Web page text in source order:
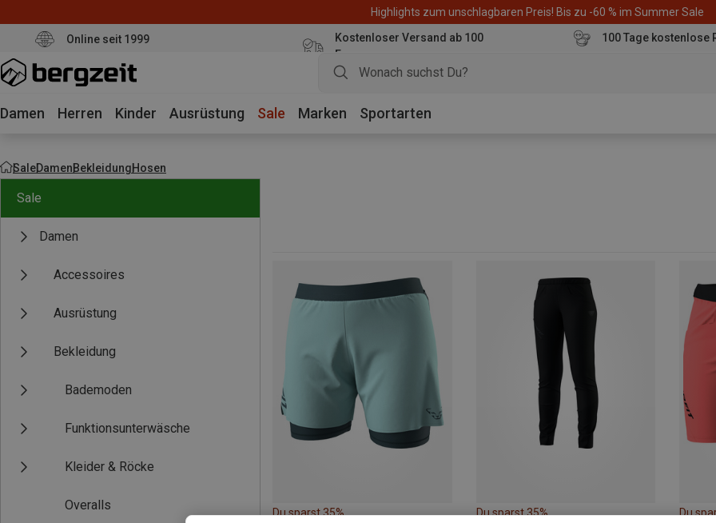
Highlights zum unschlagbaren Preis! Bis zu -60 % im Summer Sale
Online seit 1999
Kostenloser Versand ab 100
Euro
100 Tage kostenlose
Damen Herren Kinder Ausrüstung Sale Marken Sportarten
SaleDamenBekleidungHosen
Sale
Damen
Accessoires
Ausrüstung
Bekleidung
Bademoden
Funktionsunterwäsche
Kleider & Röcke
Overalls
Du sparst 35% Du sparst 35% Du